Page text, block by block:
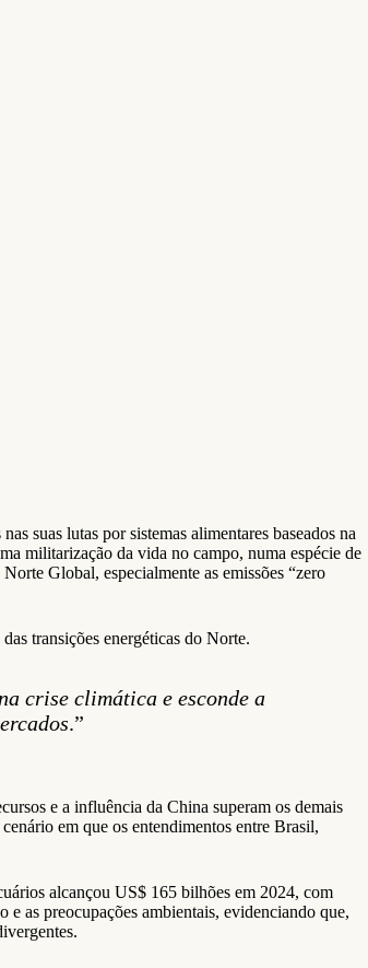
suas lutas por sistemas alimentares baseados na
militarização da vida no campo, numa espécie de
Global, especialmente as emissões “zero
transições energéticas do Norte.
crise climática e esconde a
.”
e a influência da China superam os demais
em que os entendimentos entre Brasil,
alcançou US$ 165 bilhões em 2024, com
e as preocupações ambientais, evidenciando que,